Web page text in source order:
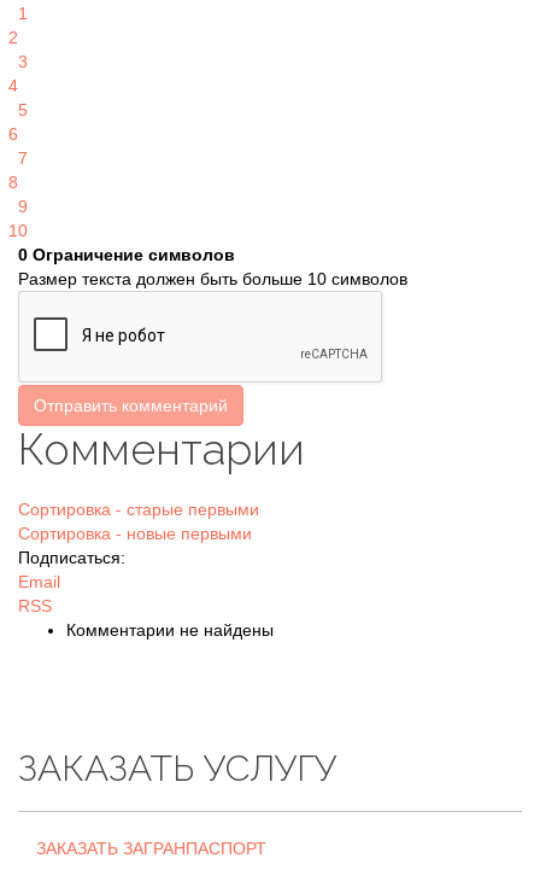
1
2
3
4
5
6
7
8
9
10
0 Ограничение символов
Размер текста должен быть больше 10 символов
Отправить комментарий
Комментарии
Сортировка - старые первыми
Сортировка - новые первыми
Подписаться:
Email
RSS
Комментарии не найдены
ЗАКАЗАТЬ УСЛУГУ
ЗАКАЗАТЬ ЗАГРАНПАСПОРТ